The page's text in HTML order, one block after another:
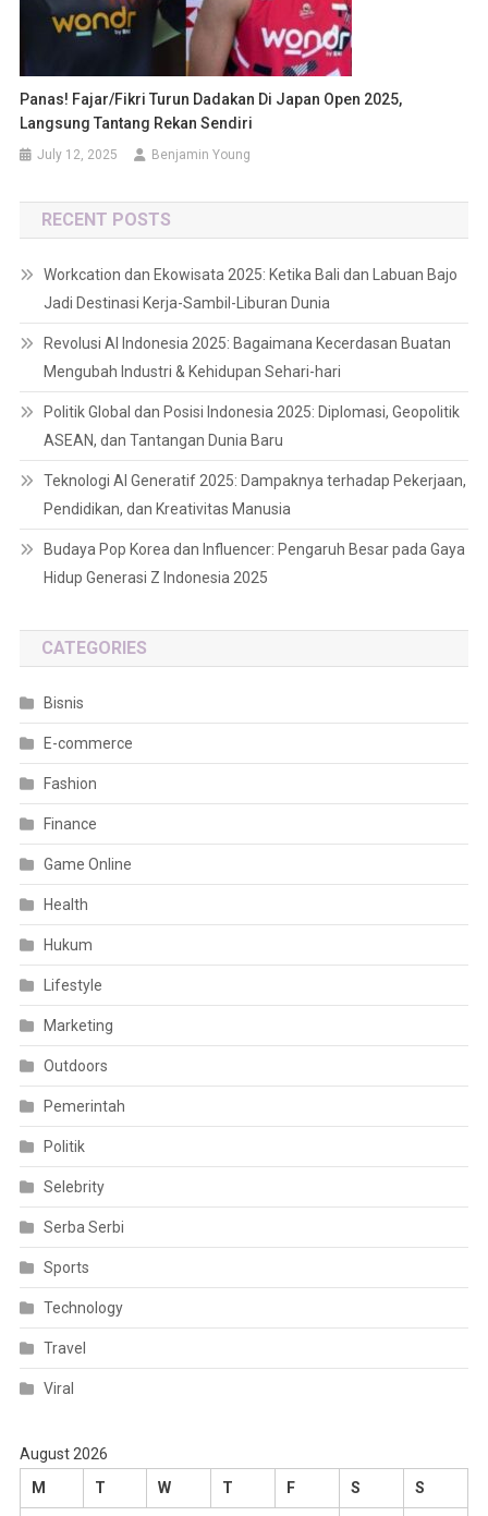
Panas! Fajar/Fikri Turun Dadakan Di Japan Open 2025,
Langsung Tantang Rekan Sendiri
July 12, 2025 Benjamin Young
RECENT POSTS
Workcation dan Ekowisata 2025: Ketika Bali dan Labuan Bajo
Jadi Destinasi Kerja-Sambil-Liburan Dunia
Revolusi AI Indonesia 2025: Bagaimana Kecerdasan Buatan
Mengubah Industri & Kehidupan Sehari-hari
Politik Global dan Posisi Indonesia 2025: Diplomasi, Geopolitik
ASEAN, dan Tantangan Dunia Baru
Teknologi AI Generatif 2025: Dampaknya terhadap Pekerjaan,
Pendidikan, dan Kreativitas Manusia
Budaya Pop Korea dan Influencer: Pengaruh Besar pada Gaya
Hidup Generasi Z Indonesia 2025
CATEGORIES
Bisnis
E-commerce
Fashion
Finance
Game Online
Health
Hukum
Lifestyle
Marketing
Outdoors
Pemerintah
Politik
Selebrity
Serba Serbi
Sports
Technology
Travel
Viral
August 2026
M
T W T F S S